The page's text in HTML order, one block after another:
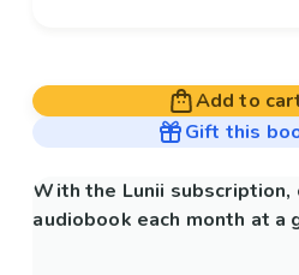
Add to
Gift this
With the Lunii subscription,
audiobook each month at a